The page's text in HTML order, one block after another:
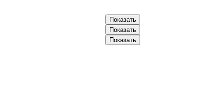
Показать
Показать
Показать